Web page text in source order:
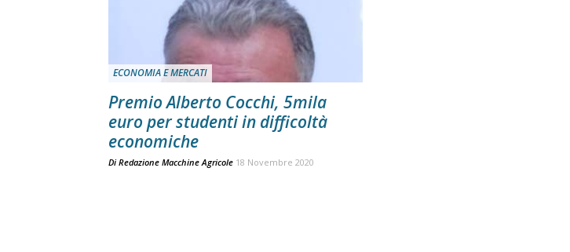
ECONOMIA E MERCATI
Premio Alberto Cocchi, 5mila
euro per studenti in difficoltà
economiche
Di Redazione Macchine Agricole 18 Novembre 2020